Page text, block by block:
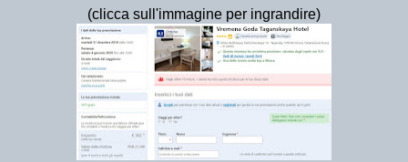
(clicca sull'immagine per ingrandire)